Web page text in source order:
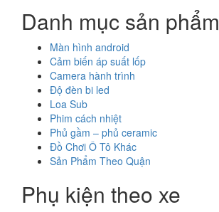
Danh mục sản phẩm
Màn hình android
Cảm biến áp suất lốp
Camera hành trình
Độ đèn bi led
Loa Sub
Phim cách nhiệt
Phủ gầm – phủ ceramic
Đồ Chơi Ô Tô Khác
Sản Phẩm Theo Quận
Phụ kiện theo xe